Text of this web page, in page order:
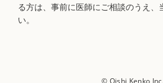
る方は、事前に医師にご相談のうえ、
い。
© Oishi Kenko Inc.